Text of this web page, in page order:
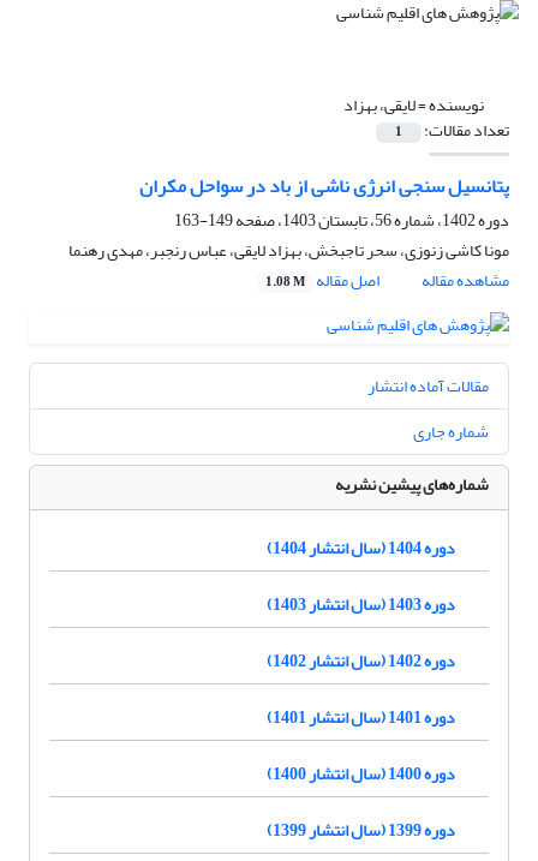
نویسنده =لایقی، بهزاد
تعداد مقالات: 1
پتانسیل سنجی انرژی ناشی از باد در سواحل مکران
دوره 1402، شماره 56، تابستان 1403، صفحه
149-163
مونا کاشی زنوزی، سحر تاجبخش، بهزاد لایقی، عباس رنجبر، مهدی رهنما
مشاهده مقاله
اصل مقاله 1.08 M
مقالات آماده انتشار
شماره جاری
شماره‌های پیشین نشریه
دوره 1404 (سال انتشار 1404)
دوره 1403 (سال انتشار 1403)
دوره 1402 (سال انتشار 1402)
دوره 1401 (سال انتشار 1401)
دوره 1400 (سال انتشار 1400)
دوره 1399 (سال انتشار 1399)